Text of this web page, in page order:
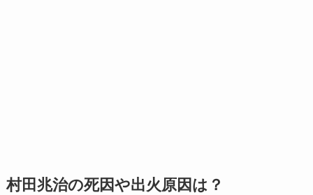
村田兆治の死因や出火原因は？